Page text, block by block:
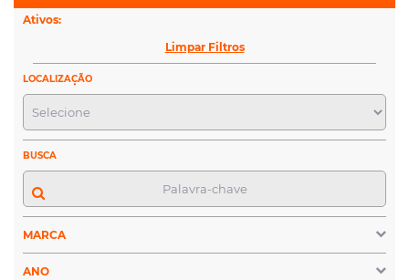
Ativos:
Limpar Filtros
LOCALIZAÇÃO
BUSCA
MARCA
ANO